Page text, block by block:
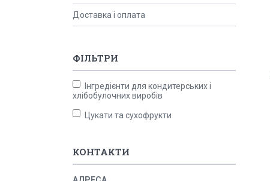
Доставка і оплата
ФІЛЬТРИ
Інгредієнти для кондитерських і
хлібобулочних виробів
Цукати та сухофрукти
КОНТАКТИ